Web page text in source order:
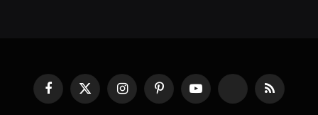
FacebookX
(Twitter)
InstagramPinterestYouTube TikTok RSS